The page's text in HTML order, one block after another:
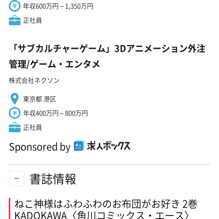
年収600万円～1,350万円
正社員
「サブカルチャーゲーム」3Dアニメーション外注
管理/ゲーム・エンタメ
株式会社ネクソン
東京都 港区
年収400万円～800万円
正社員
Sponsored by
書誌情報
ねこ神様はふわふわのお布団がお好き 2巻
KADOKAWA〈角川コミックス・エース〉